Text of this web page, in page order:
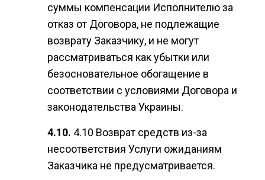
суммы компенсации Исполнителю за
отказ от Договора, не подлежащие
возврату Заказчику, и не могут
рассматриваться как убытки или
безосновательное обогащение в
соответствии с условиями Договора и
законодательства Украины.
4.10 Возврат средств из-за
несоответствия Услуги ожиданиям
Заказчика не предусматривается.